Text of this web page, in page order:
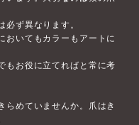
必ず異なります。
おいてもカラーもアートに
もお役に立てればと常に考
らめていませんか。爪はき